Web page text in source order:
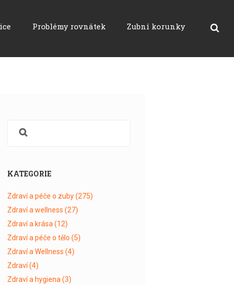
Problémy rovnátek Zubní korunky
KATEGORIE
Zdraví a péče o zuby(275)
Zdraví a wellness (27)
Zdraví a krása (12)
Zdraví a péče o tělo (5)
Zdraví a Wellness (4)
Zdraví(4)
Zdraví a hygiena (3)